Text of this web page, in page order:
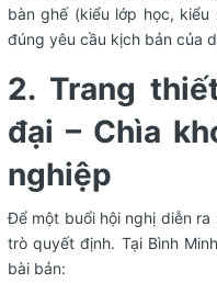
bàn ghế (kiểu lớp học,
đúng yêu cầu kịch bản của
2. Trang
đại – Chìa
nghiệp
Để một buổi hội nghị diễn
trò quyết định. Tại Bình
bài bản: